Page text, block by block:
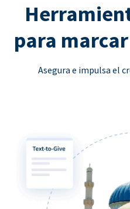
para
Asegura e impulsa el